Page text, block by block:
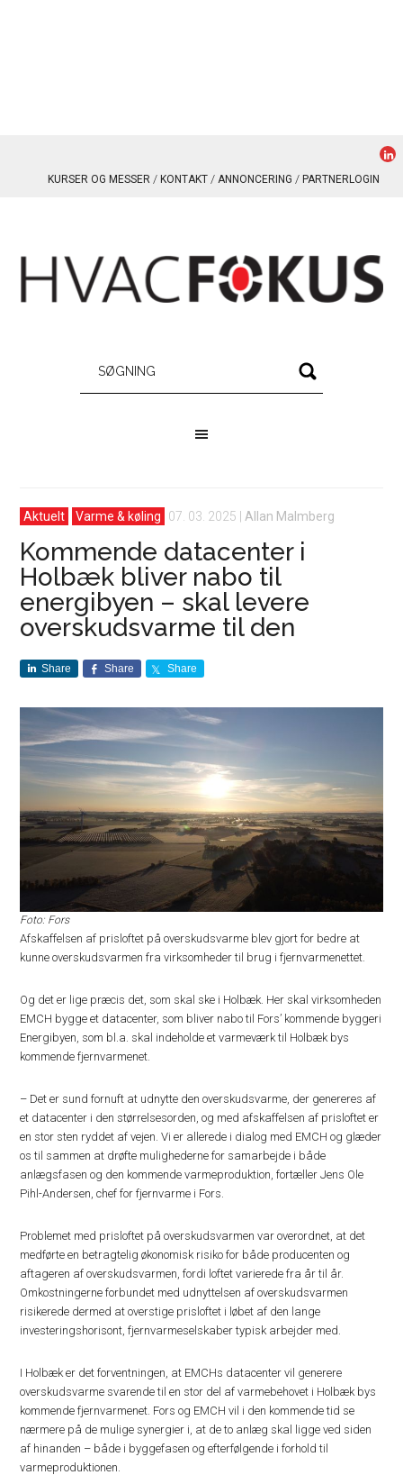
KURSER OG MESSER KONTAKT ANNONCERING PARTNERLOGIN
Aktuelt Varme & køling 07. 03. 2025 Allan Malmberg
Kommende datacenter i
Holbæk bliver nabo til
energibyen – skal levere
overskudsvarme til den
Share Share Share
Foto: Fors
Afskaffelsen af prisloftet på overskudsvarme blev gjort for bedre at
kunne overskudsvarmen fra virksomheder til brug i fjernvarmenettet.
Og det er lige præcis det, som skal ske i Holbæk. Her skal virksomheden
EMCH bygge et datacenter, som bliver nabo til Fors’ kommende byggeri
Energibyen, som bl.a. skal indeholde et varmeværk til Holbæk bys
kommende fjernvarmenet.
– Det er sund fornuft at udnytte den overskudsvarme, der genereres af
et datacenter i den størrelsesorden, og med afskaffelsen af prisloftet er
en stor sten ryddet af vejen. Vi er allerede i dialog med EMCH og glæder
os til sammen at drøfte mulighederne for samarbejde i både
anlægsfasen og den kommende varmeproduktion, fortæller Jens Ole
Pihl-Andersen, chef for fjernvarme i Fors.
Problemet med prisloftet på overskudsvarmen var overordnet, at det
medførte en betragtelig økonomisk risiko for både producenten og
aftageren af overskudsvarmen, fordi loftet varierede fra år til år.
Omkostningerne forbundet med udnyttelsen af overskudsvarmen
risikerede dermed at overstige prisloftet i løbet af den lange
investeringshorisont, fjernvarmeselskaber typisk arbejder med.
I Holbæk er det forventningen, at EMCHs datacenter vil generere
overskudsvarme svarende til en stor del af varmebehovet i Holbæk bys
kommende fjernvarmenet. Fors og EMCH vil i den kommende tid se
nærmere på de mulige synergier i, at de to anlæg skal ligge ved siden
af hinanden – både i byggefasen og efterfølgende i forhold til
varmeproduktionen.